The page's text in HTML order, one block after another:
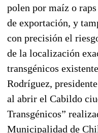
polen por maíz o
de exportación, y
con precisión el
de la localización
transgénicos
Rodríguez,
al abrir el Cabildo
Transgénicos”
Municipalidad de